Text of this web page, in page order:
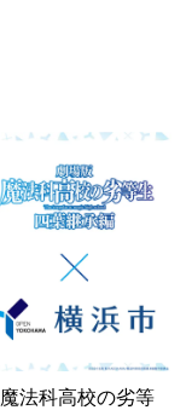
法科高校の劣等